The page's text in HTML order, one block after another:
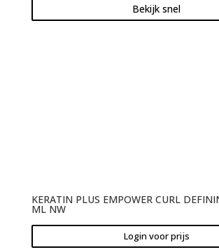
Bekijk snel
KERATIN PLUS EMPOWER CURL
ML NW
Login voor prijs